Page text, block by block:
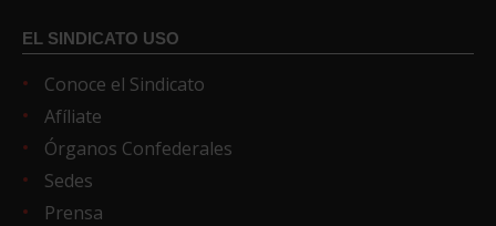
EL SINDICATO USO
Conoce el Sindicato
Afíliate
Órganos Confederales
Sedes
Prensa